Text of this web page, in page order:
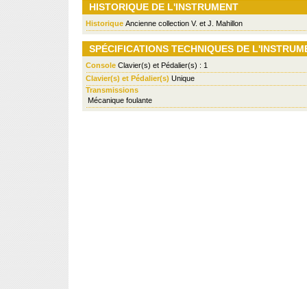
HISTORIQUE DE L'INSTRUMENT
Historique Ancienne collection V. et J. Mahillon
SPÉCIFICATIONS TECHNIQUES DE
Console Clavier(s) et Pédalier(s) : 1
Clavier(s) et Pédalier(s) Unique
Transmissions
Mécanique foulante